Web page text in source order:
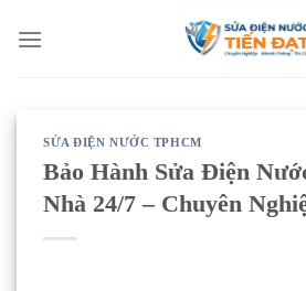
qua
SỬA ĐIỆN NƯỚC TPHCM
Bảo Hành Sửa Điện
Nhà 24/7 – Chuyên